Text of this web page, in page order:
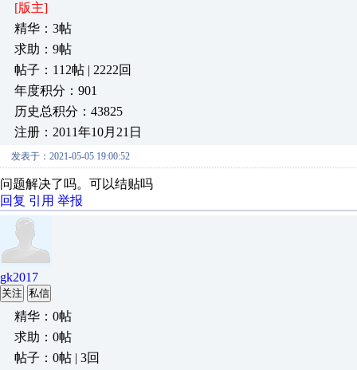
[版主]
精华：3帖
求助：9帖
帖子：112帖 | 2222回
年度积分：901
历史总积分：43825
注册：2011年10月21日
发表于：2021-05-05 19:00:52
问题解决了吗。可以结贴吗
回复 引用 举报
gk2017
关注 私信
精华：0帖
求助：0帖
帖子：0帖 | 3回